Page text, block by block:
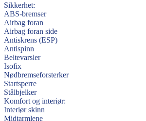
Sikkerhet:
ABS-bremser
Airbag foran
Airbag foran side
Antiskrens (ESP)
Antispinn
Beltevarsler
Isofix
Nødbremseforsterker
Startsperre
Stålbjelker
Komfort og interiør:
Interiør skinn
Midtarmlene